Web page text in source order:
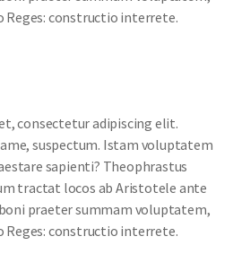
Reges: constructio interrete.
consectetur adipiscing elit.
suspectum. Istam voluptatem
sapienti? Theophrastus
tractat locos ab Aristotele ante
praeter summam voluptatem,
Reges: constructio interrete.